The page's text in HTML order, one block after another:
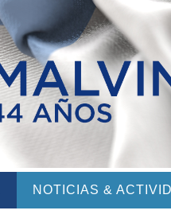
NOTICIAS &